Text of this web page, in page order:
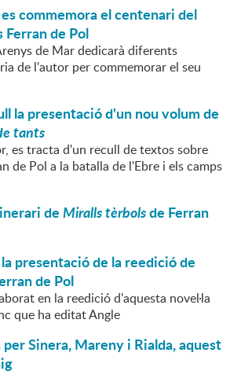
commemora el centenari del
Ferran de Pol
de Mar dedicarà diferents
de l'autor per commemorar el seu
la presentació d'un nou volum de
tants
es tracta d'un recull de textos sobre
de Pol a la batalla de l'Ebre i els camps
deMiralls tèrbolsde Ferran
presentació de la reedició de
de Pol
en la reedició d'aquesta novel·la
que ha editat Angle
Sinera, Mareny i Rialda, aquest